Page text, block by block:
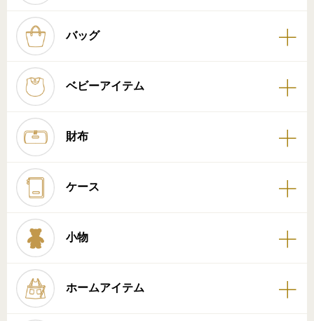
バッグ
ベビーアイテム
財布
ケース
小物
ホームアイテム